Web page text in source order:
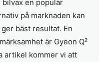
bilvax en populär
på marknaden kan
bäst resultat. En
är Gyeon Q²
artikel kommer vi att